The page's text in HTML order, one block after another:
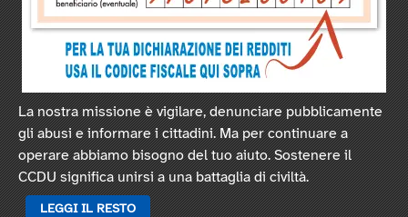
La nostra missione è vigilare, denunciare pubblicamente
gli abusi e informare i cittadini. Ma per continuare a
operare abbiamo bisogno del tuo aiuto. Sostenere il
CCDU significa unirsi a una battaglia di civiltà.
LEGGI IL RESTO